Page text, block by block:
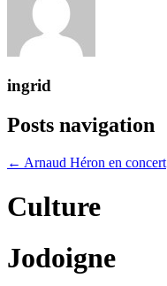
ingrid
Posts navigation
← Arnaud Héron en concert
Culture
Jodoigne